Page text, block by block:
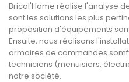
Bricol'Home réalise l'analyse
sont les solutions les plus
proposition d'équipements
Ensuite, nous réalisons
armoires de commandes
techniciens (menuisiers,
notre société.